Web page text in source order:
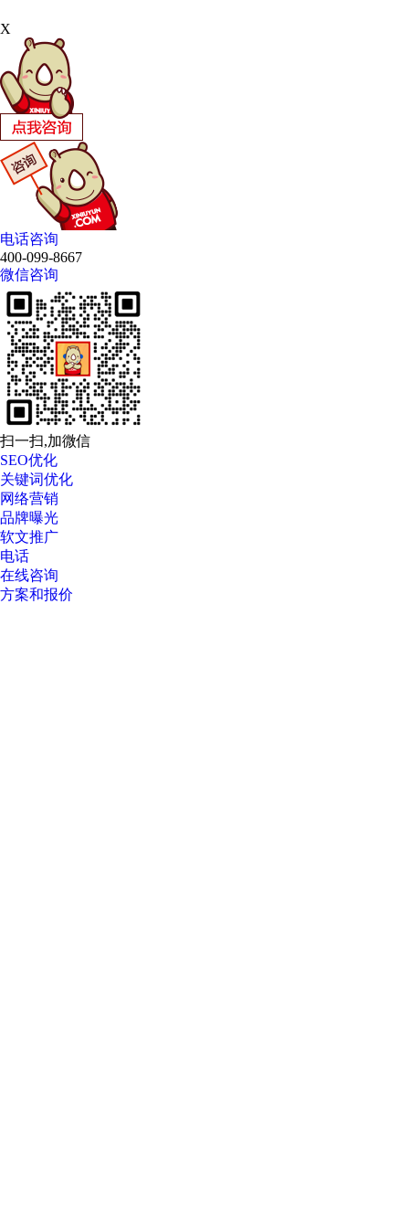
X
电话咨询
400-099-8667
微信咨询
扫一扫,加微信
SEO优化
关键词优化
网络营销
品牌曝光
软文推广
电话
在线咨询
方案和报价